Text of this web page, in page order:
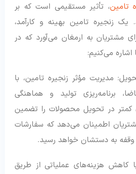
تامین، تأثیر مستقیمی است که بر
یک زنجیره تامین بهینه و کارآمد،
مشتریان به ارمغان می‌آورد که در
اشاره می‌کنیم:
مدیریت مؤثر زنجیره تامین، با
برنامه‌ریزی تولید و هماهنگی
کمتر در تحویل محصولات را تضمین
اطمینان می‌دهد که سفارشات
وقفه به دستشان خواهد رسید.
کاهش هزینه‌های عملیاتی از طریق